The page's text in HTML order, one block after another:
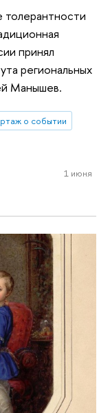
толерантности
принял
региональных
Манышев.
о событии
1 июня